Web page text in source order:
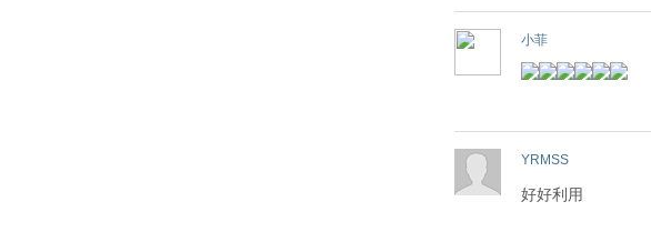
小菲
YRMSS
好好利用